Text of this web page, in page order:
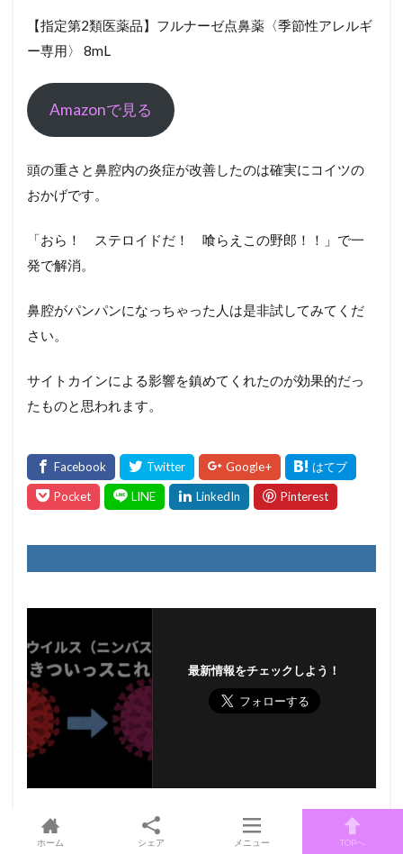
【指定第2類医薬品】フルナーゼ点鼻薬〈季節性アレルギ
ー専用〉 8mL
Amazonで見る
頭の重さと鼻腔内の炎症が改善したのは確実にコイツの
おかげです。
「おら！ ステロイドだ！ 喰らえこの野郎！！」で一
発で解消。
鼻腔がパンパンになっちゃった人は是非試してみてくだ
さい。
サイトカインによる影響を鎮めてくれたのが効果的だっ
たものと思われます。
最新情報をチェックしよう！
Prev
ホーム シェア メニュー TOPへ